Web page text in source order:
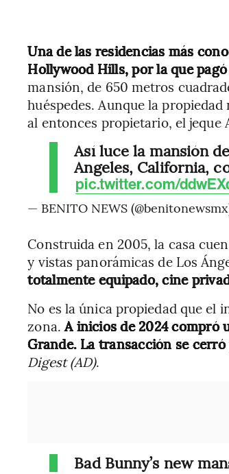
Una de las residencias más
Hollywood Hills, por la que
mansión, de 650 metros
huéspedes. Aunque la
al entonces propietario, el jeque
Así luce la mansión
Angeles, California,
pic.twitter.com/
— BENITO NEWS
Construida en 2005, la casa
y vistas panorámicas de Los
totalmente equipado, cine
No es la única propiedad que el
zona.A inicios de 2024 compró
Grande. La transacción se
Digest (AD).
Bad Bunny’s new